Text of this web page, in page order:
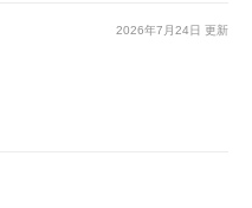
2026年7月24日 更新